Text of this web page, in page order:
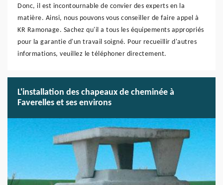
Donc, il est incontournable de convier des experts en la
matière. Ainsi, nous pouvons vous conseiller de faire appel à
KR Ramonage. Sachez qu'il a tous les équipements appropriés
pour la garantie d'un travail soigné. Pour recueillir d'autres
informations, veuillez le téléphoner directement.
L'installation des chapeaux de cheminée à
Faverelles et ses environs